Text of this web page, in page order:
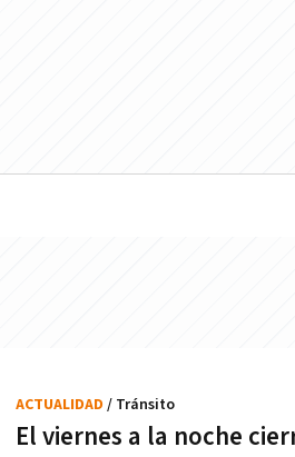
El viernes a la noche
ACTUALIDAD / Tránsito